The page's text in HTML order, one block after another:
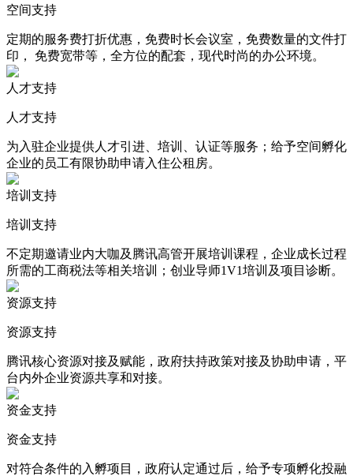
空间支持
定期的服务费打折优惠，免费时长会议室，免费数量的文件打
印， 免费宽带等，全方位的配套，现代时尚的办公环境。
人才支持
人才支持
为入驻企业提供人才引进、培训、认证等服务；给予空间孵化
企业的员工有限协助申请入住公租房。
培训支持
培训支持
不定期邀请业内大咖及腾讯高管开展培训课程，企业成长过程
所需的工商税法等相关培训；创业导师1V1培训及项目诊断。
资源支持
资源支持
腾讯核心资源对接及赋能，政府扶持政策对接及协助申请，平
台内外企业资源共享和对接。
资金支持
资金支持
对符合条件的入孵项目，政府认定通过后，给予专项孵化投融